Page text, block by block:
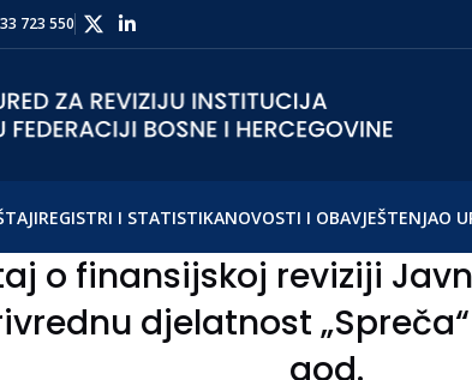
723 550
REGISTRI I STATISTIKANOVOSTI I OBAVJEŠTENJAO
o finansijskoj reviziji
djelatnost „Spreča“
god.